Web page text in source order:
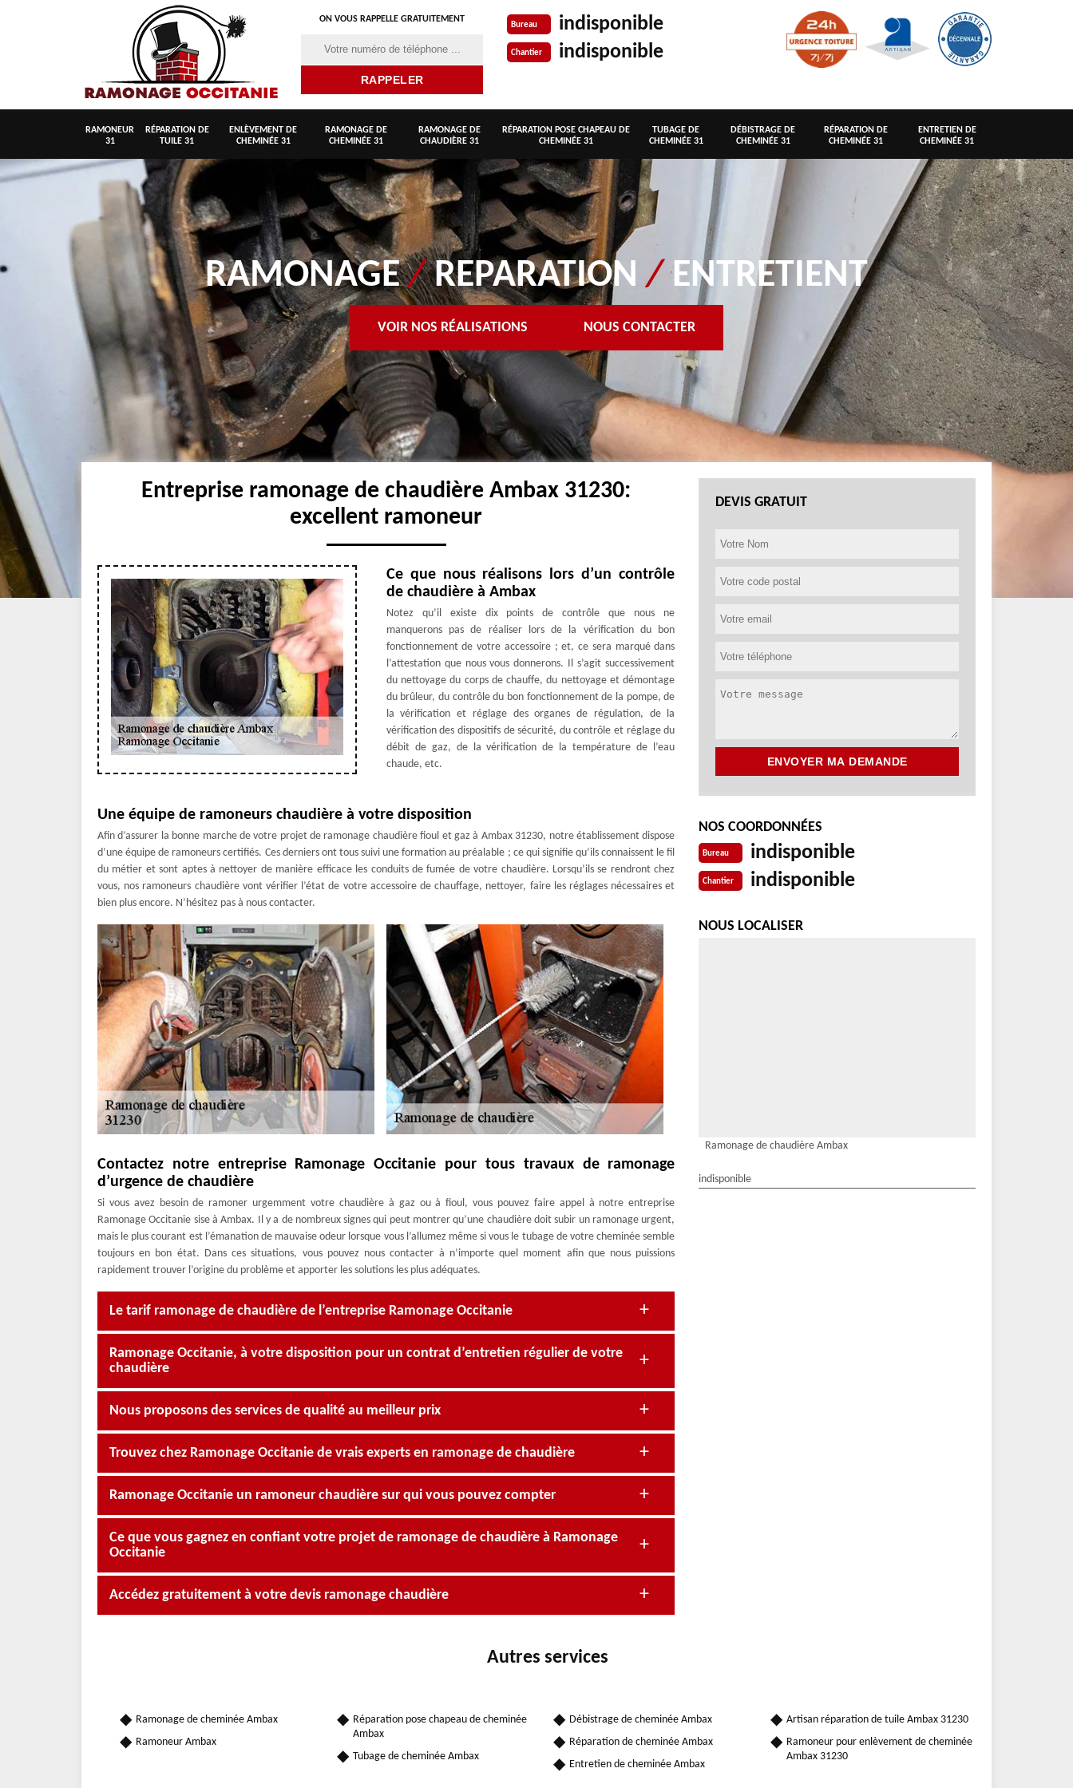
ON VOUS RAPPELLE GRATUITEMENT
Bureau indisponible
Chantier indisponible
RAMONEUR
31
RÉPARATION DE
TUILE 31
ENLÈVEMENT DE
CHEMINÉE 31
RAMONAGE DE
CHEMINÉE 31
RAMONAGE DE
CHAUDIÈRE 31
RÉPARATION POSE CHAPEAU DE
CHEMINÉE 31
TUBAGE DE
CHEMINÉE 31
DÉBISTRAGE DE
CHEMINÉE 31
RÉPARATION DE
CHEMINÉE 31
ENTRETIEN DE
CHEMINÉE 31
RAMONAGE/REPARATION/ENTRETIENT
VOIR NOS RÉALISATIONS NOUS CONTACTER
Entreprise ramonage de chaudière Ambax 31230:
excellent ramoneur
Ce que nous réalisons lors d’un contrôle
de chaudière à Ambax
Notez qu’il existe dix points de contrôle que nous ne
manquerons pas de réaliser lors de la vérification du bon
fonctionnement de votre accessoire ; et, ce sera marqué dans
l’attestation que nous vous donnerons. Il s’agit successivement
du nettoyage du corps de chauffe, du nettoyage et démontage
du brûleur, du contrôle du bon fonctionnement de la pompe, de
la vérification et réglage des organes de régulation, de la
vérification des dispositifs de sécurité, du contrôle et réglage du
débit de gaz, de la vérification de la température de l’eau
chaude, etc.
Une équipe de ramoneurs chaudière à votre disposition
Afin d’assurer la bonne marche de votre projet de ramonage chaudière fioul et gaz à Ambax 31230, notre établissement dispose
d’une équipe de ramoneurs certifiés. Ces derniers ont tous suivi une formation au préalable ; ce qui signifie qu’ils connaissent le fil
du métier et sont aptes à nettoyer de manière efficace les conduits de fumée de votre chaudière. Lorsqu’ils se rendront chez
vous, nos ramoneurs chaudière vont vérifier l’état de votre accessoire de chauffage, nettoyer, faire les réglages nécessaires et
bien plus encore. N’hésitez pas à nous contacter.
Contactez notre entreprise Ramonage Occitanie pour tous travaux de ramonage
d’urgence de chaudière
Si vous avez besoin de ramoner urgemment votre chaudière à gaz ou à fioul, vous pouvez faire appel à notre entreprise
Ramonage Occitanie sise à Ambax. Il y a de nombreux signes qui peut montrer qu’une chaudière doit subir un ramonage urgent,
mais le plus courant est l’émanation de mauvaise odeur lorsque vous l’allumez même si vous le tubage de votre cheminée semble
toujours en bon état. Dans ces situations, vous pouvez nous contacter à n’importe quel moment afin que nous puissions
rapidement trouver l’origine du problème et apporter les solutions les plus adéquates.
Le tarif ramonage de chaudière de l’entreprise Ramonage Occitanie
Ramonage Occitanie, à votre disposition pour un contrat d’entretien régulier de votre
chaudière
Nous proposons des services de qualité au meilleur prix
Trouvez chez Ramonage Occitanie de vrais experts en ramonage de chaudière
Ramonage Occitanie un ramoneur chaudière sur qui vous pouvez compter
Ce que vous gagnez en confiant votre projet de ramonage de chaudière à Ramonage
Occitanie
Accédez gratuitement à votre devis ramonage chaudière
DEVIS GRATUIT
NOS COORDONNÉES
Bureau indisponible
Chantier indisponible
NOUS LOCALISER
Ramonage de chaudière Ambax
indisponible
Autres services
Ramonage de cheminée Ambax
Ramoneur Ambax
Réparation pose chapeau de cheminée
Ambax
Tubage de cheminée Ambax
Débistrage de cheminée Ambax
Réparation de cheminée Ambax
Entretien de cheminée Ambax
Artisan réparation de tuile Ambax 31230
Ramoneur pour enlèvement de cheminée
Ambax 31230